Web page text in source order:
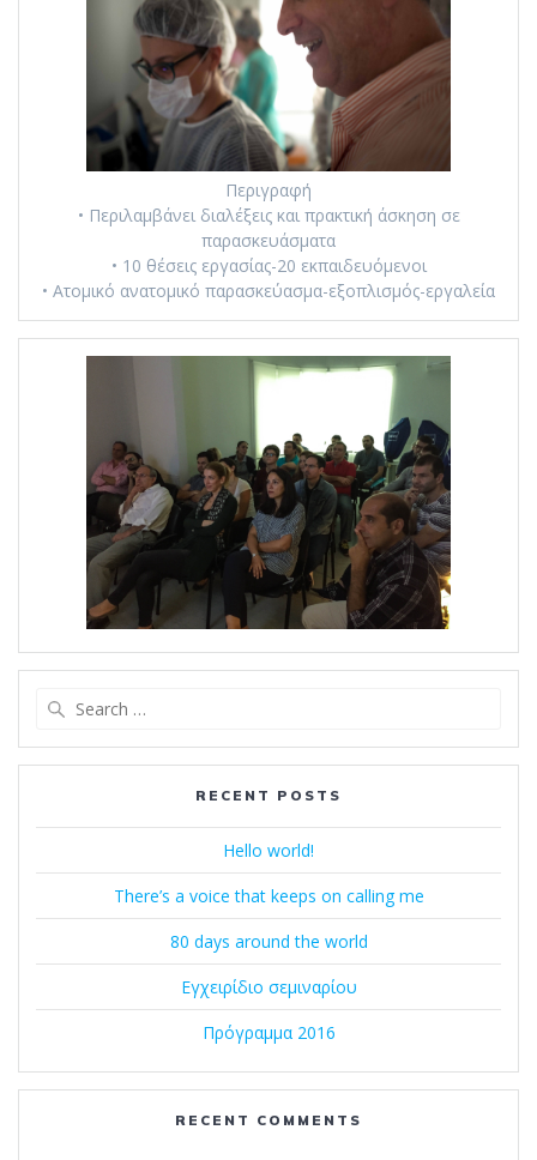
Περιγραφή
• Περιλαμβάνει διαλέξεις και πρακτική άσκηση σε
παρασκευάσματα
• 10 θέσεις εργασίας-20 εκπαιδευόμενοι
• Ατομικό ανατομικό παρασκεύασμα-εξοπλισμός-εργαλεία
RECENT POSTS
Hello world!
There’s a voice that keeps on calling me
80 days around the world
Εγχειρίδιο σεμιναρίου
Πρόγραμμα 2016
RECENT COMMENTS